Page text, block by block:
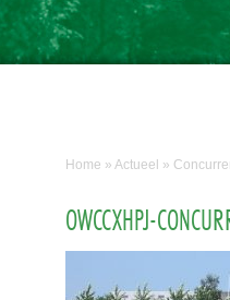
Home » Actueel »
OWCCXHPJ-